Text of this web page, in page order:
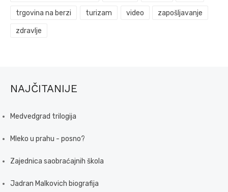
trgovina na berzi turizam video zapošljavanje
zdravlje
NAJČITANIJE
Medvedgrad trilogija
Mleko u prahu - posno?
Zajednica saobraćajnih škola
Jadran Malkovich biografija